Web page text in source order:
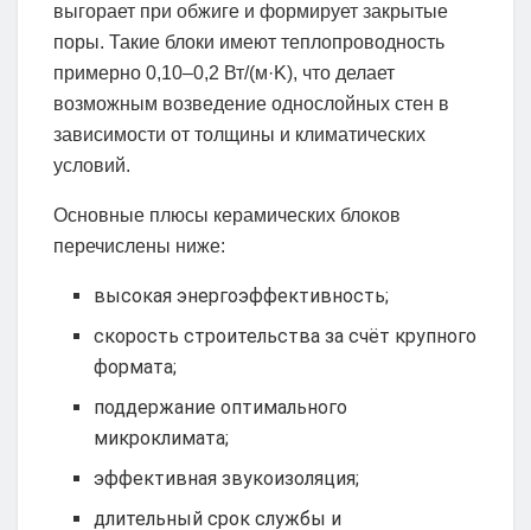
выгорает при обжиге и формирует закрытые
поры. Такие блоки имеют теплопроводность
примерно 0,10–0,2 Вт/(м·K), что делает
возможным возведение однослойных стен в
зависимости от толщины и климатических
условий.
Основные плюсы керамических блоков
перечислены ниже:
высокая энергоэффективность;
скорость строительства за счёт крупного
формата;
поддержание оптимального
микроклимата;
эффективная звукоизоляция;
длительный срок службы и